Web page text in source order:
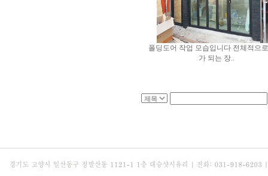
폴딩도어 작업 모습입니다 전체적으
가 되는 장..